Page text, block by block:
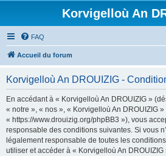
Korvigelloù An
FAQ
Accueil du forum
Korvigelloù An DROUIZIG -
En accédant à « Korvigelloù An DROUIZIG »
« notre », « nos », « Korvigelloù An DROUIZIG »
« https://www.drouizig.org/phpBB3 »), vous
responsable des conditions suivantes. Si vous
légalement responsable de toutes les
utiliser et accéder à « Korvigelloù An